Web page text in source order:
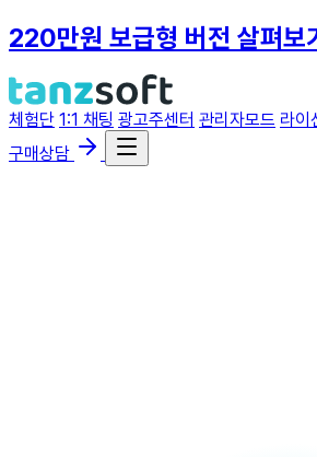
220만원 보급형 버전 살펴보
체험단 1:1 채팅 광고주센터 관리자모드 라이
구매상담